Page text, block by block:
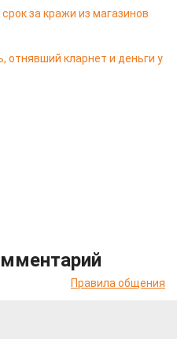
за кражи из магазинов
отнявший кларнет и деньги у
Правила общения